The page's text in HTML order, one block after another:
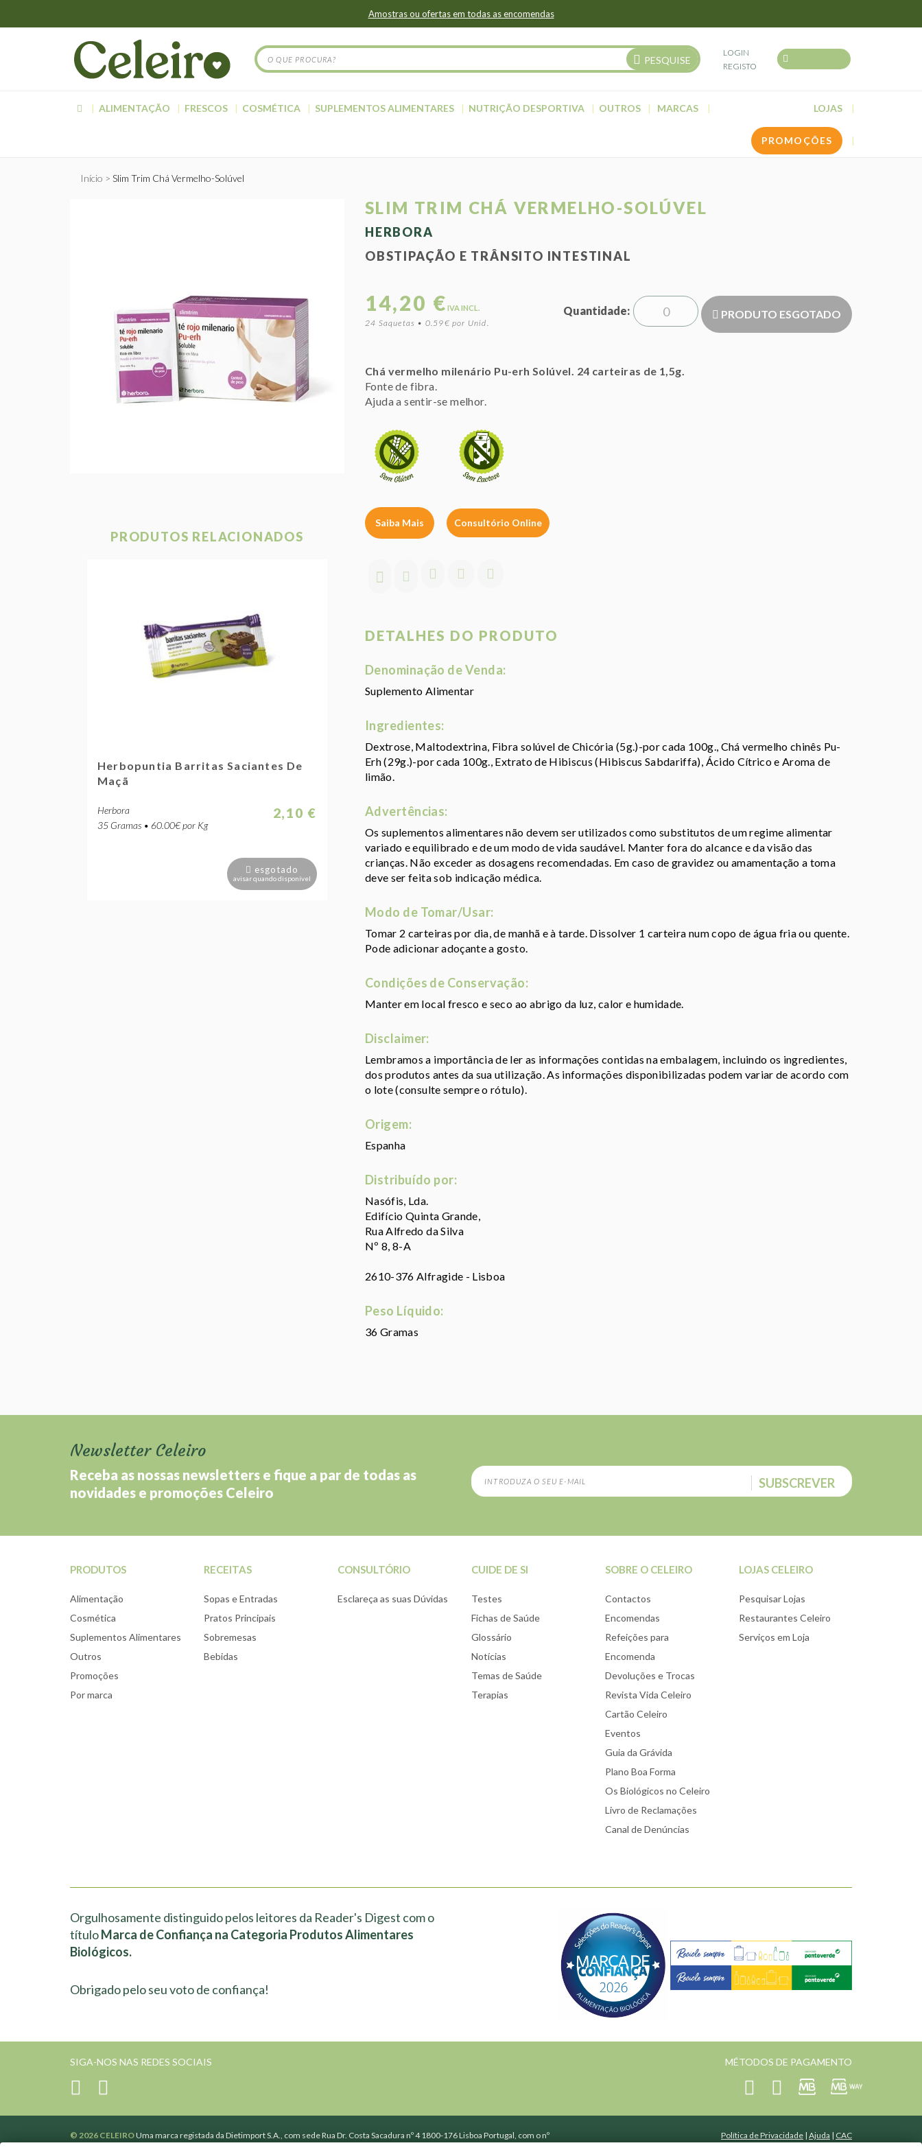
Amostras ou ofertas em todas as encomendas
PESQUISE
LOGIN
REGISTO
ALIMENTAÇÃO FRESCOS COSMÉTICA SUPLEMENTOS ALIMENTARES NUTRIÇÃO DESPORTIVA OUTROS MARCAS LOJAS
PROMOÇÕES
Início Slim Trim Chá Vermelho-Solúvel
SLIM TRIM CHÁ VERMELHO-SOLÚVEL
HERBORA
OBSTIPAÇÃO E TRÂNSITO INTESTINAL
14,20 € IVA INCL.
24 Saquetas • 0.59€ por Unid.
Quantidade PRODUTO ESGOTADO
Chá vermelho milenário Pu-erh Solúvel. 24 carteiras de 1,5g.
Fonte de fibra.
Ajuda a sentir-se melhor.
Saiba Mais Consultório Online
DETALHES DO PRODUTO
Denominação de Venda:
Suplemento Alimentar
Ingredientes:
Dextrose, Maltodextrina, Fibra solúvel de Chicória (5g.)-por cada 100g., Chá vermelho chinês Pu-
Erh (29g.)-por cada 100g., Extrato de Hibiscus (Hibiscus Sabdariffa), Ácido Cítrico e Aroma de
limão.
Advertências:
Os suplementos alimentares não devem ser utilizados como substitutos de um regime alimentar
variado e equilibrado e de um modo de vida saudável. Manter fora do alcance e da visão das
crianças. Não exceder as dosagens recomendadas. Em caso de gravidez ou amamentação a toma
deve ser feita sob indicação médica.
Modo de Tomar/Usar:
Tomar 2 carteiras por dia, de manhã e à tarde. Dissolver 1 carteira num copo de água fria ou quente.
Pode adicionar adoçante a gosto.
Condições de Conservação:
Manter em local fresco e seco ao abrigo da luz, calor e humidade.
Disclaimer:
Lembramos a importância de ler as informações contidas na embalagem, incluindo os ingredientes,
dos produtos antes da sua utilização. As informações disponibilizadas podem variar de acordo com
o lote (consulte sempre o rótulo).
Origem:
Espanha
Distribuído por:
Nasófis, Lda.
Edifício Quinta Grande,
Rua Alfredo da Silva
Nº 8, 8-A
2610-376 Alfragide - Lisboa
Peso Líquido:
36 Gramas
PRODUTOS RELACIONADOS
Herbopuntia Barritas Saciantes De
Maçã
Herbora
35 Gramas • 60.00€ por Kg
2,10 €
esgotado
avisar quando disponível
Newsletter Celeiro
Receba as nossas newsletters e fique a par de todas as
novidades e promoções Celeiro
SUBSCREVER
PRODUTOS
Alimentação
Cosmética
Suplementos Alimentares
Outros
Promoções
Por marca
RECEITAS
Sopas e Entradas
Pratos Principais
Sobremesas
Bebidas
CONSULTÓRIO
Esclareça as suas Dúvidas
CUIDE DE SI
Testes
Fichas de Saúde
Glossário
Notícias
Temas de Saúde
Terapias
SOBRE O CELEIRO
Contactos
Encomendas
Refeições para
Encomenda
Devoluções e Trocas
Revista Vida Celeiro
Cartão Celeiro
Eventos
Guia da Grávida
Plano Boa Forma
Os Biológicos no Celeiro
Livro de Reclamações
Canal de Denúncias
LOJAS CELEIRO
Pesquisar Lojas
Restaurantes Celeiro
Serviços em Loja
Orgulhosamente distinguido pelos leitores da Reader's Digest com o
títuloMarca de Confiança na Categoria Produtos Alimentares
Biológicos.
Obrigado pelo seu voto de confiança!
SIGA-NOS NAS REDES SOCIAIS MÉTODOS DE PAGAMENTO
© 2026 CELEIROUma marca registada da Dietimport S.A., com sede Rua Dr. Costa Sacadura nº 4 1800-176 Lisboa Portugal, com o nº
Política de Privacidade | Ajuda | CAC